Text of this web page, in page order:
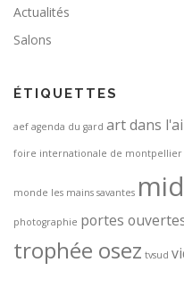
Actualités
Salons
ÉTIQUETTES
aef agenda du gard art dans
foire internationale de montpellier
monde les mains savantes
photographie portes
trophée osez tvsud